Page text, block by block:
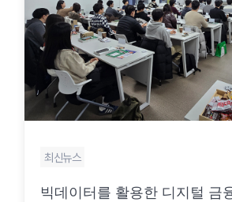
최신뉴스
빅데이터를 활용한 디지털 금